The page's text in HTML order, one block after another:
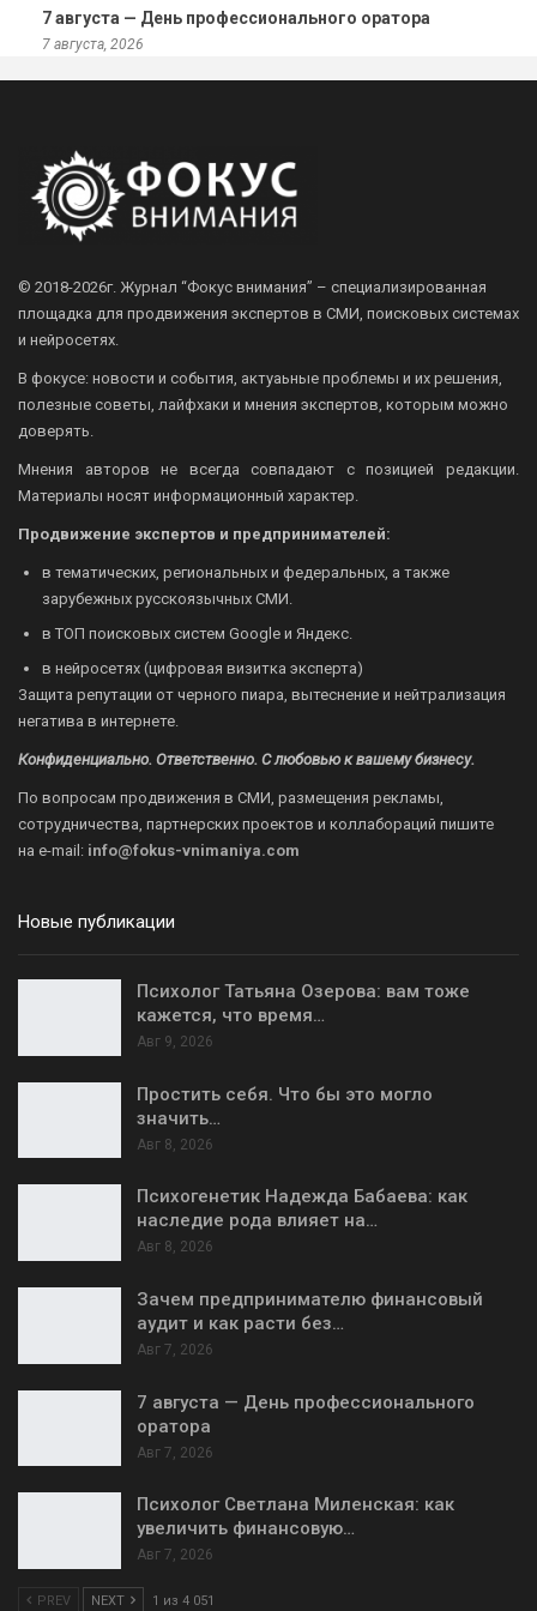
7 августа — День профессионального оратора
7 августа, 2026
© 2018-2026г. Журнал “Фокус внимания” – специализированная
площадка для продвижения экспертов в СМИ, поисковых системах
и нейросетях.
В фокусе: новости и события, актуаьные проблемы и их решения,
полезные советы, лайфхаки и мнения экспертов, которым можно
доверять.
Мнения авторов не всегда совпадают с позицией редакции.
Материалы носят информационный характер.
Продвижение экспертов и предпринимателей:
в тематических, региональных и федеральных, а также
зарубежных русскоязычных СМИ.
в ТОП поисковых систем Google и Яндекс.
в нейросетях (цифровая визитка эксперта)
Защита репутации от черного пиара, вытеснение и нейтрализация
негатива в интернете.
Конфиденциально. Ответственно. С любовью к вашему бизнесу.
По вопросам продвижения в СМИ, размещения рекламы,
сотрудничества, партнерских проектов и коллабораций пишите
на e-mail: info@fokus-vnimaniya.com
Новые публикации
Психолог Татьяна Озерова: вам тоже
кажется, что время…
Авг 9, 2026
Простить себя. Что бы это могло
значить…
Авг 8, 2026
Психогенетик Надежда Бабаева: как
наследие рода влияет на…
Авг 8, 2026
Зачем предпринимателю финансовый
аудит и как расти без…
Авг 7, 2026
7 августа — День профессионального
оратора
Авг 7, 2026
Психолог Светлана Миленская: как
увеличить финансовую…
Авг 7, 2026
PREV NEXT 1 из 4 051